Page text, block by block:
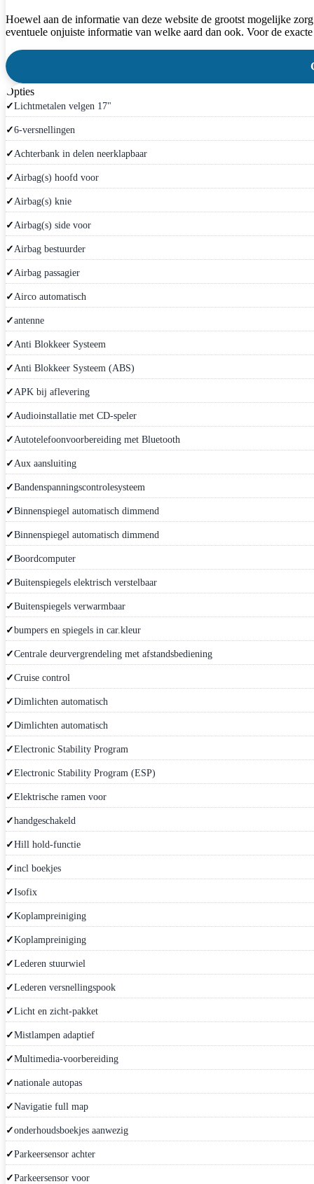
Hoewel aan de informatie van deze website de grootst mogelijke
eventuele onjuiste informatie van welke aard dan ook. Voor de
Opties
Lichtmetalen velgen 17"
6-versnellingen
Achterbank in delen neerklapbaar
Airbag(s) hoofd voor
Airbag(s) knie
Airbag(s) side voor
Airbag bestuurder
Airbag passagier
Airco automatisch
antenne
Anti Blokkeer Systeem
Anti Blokkeer Systeem (ABS)
APK bij aflevering
Audioinstallatie met CD-speler
Autotelefoonvoorbereiding met Bluetooth
Aux aansluiting
Bandenspanningscontrolesysteem
Binnenspiegel automatisch dimmend
Binnenspiegel automatisch dimmend
Boordcomputer
Buitenspiegels elektrisch verstelbaar
Buitenspiegels verwarmbaar
bumpers en spiegels in car.kleur
Centrale deurvergrendeling met afstandsbediening
Cruise control
Dimlichten automatisch
Dimlichten automatisch
Electronic Stability Program
Electronic Stability Program (ESP)
Elektrische ramen voor
handgeschakeld
Hill hold-functie
incl boekjes
Isofix
Koplampreiniging
Koplampreiniging
Lederen stuurwiel
Lederen versnellingspook
Licht en zicht-pakket
Mistlampen adaptief
Multimedia-voorbereiding
nationale autopas
Navigatie full map
onderhoudsboekjes aanwezig
Parkeersensor achter
Parkeersensor voor